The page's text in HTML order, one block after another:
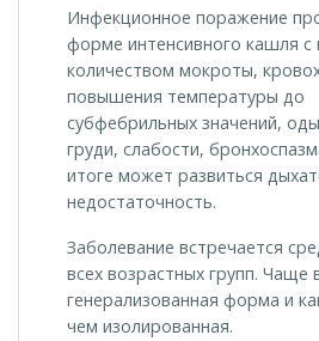
Инфекционное поражение
форме интенсивного кашля
количеством мокроты,
повышения температуры до
субфебрильных значений,
груди, слабости,
итоге может развиться
недостаточность.
Заболевание встречается
всех возрастных групп. Чаще
генерализованная форма и
чем изолированная.